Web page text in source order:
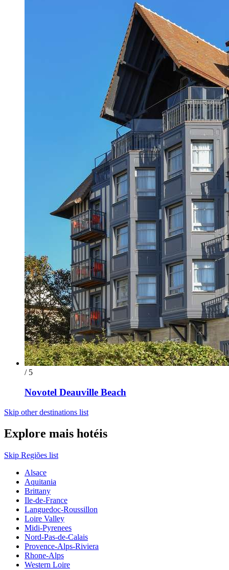
/ 5
Novotel Deauville Beach
Skip other destinations list
Explore mais hotéis
Skip Regiões list
Alsace
Aquitania
Brittany
Ile-de-France
Languedoc-Roussillon
Loire Valley
Midi-Pyrenees
Nord-Pas-de-Calais
Provence-Alps-Riviera
Rhone-Alps
Western Loire